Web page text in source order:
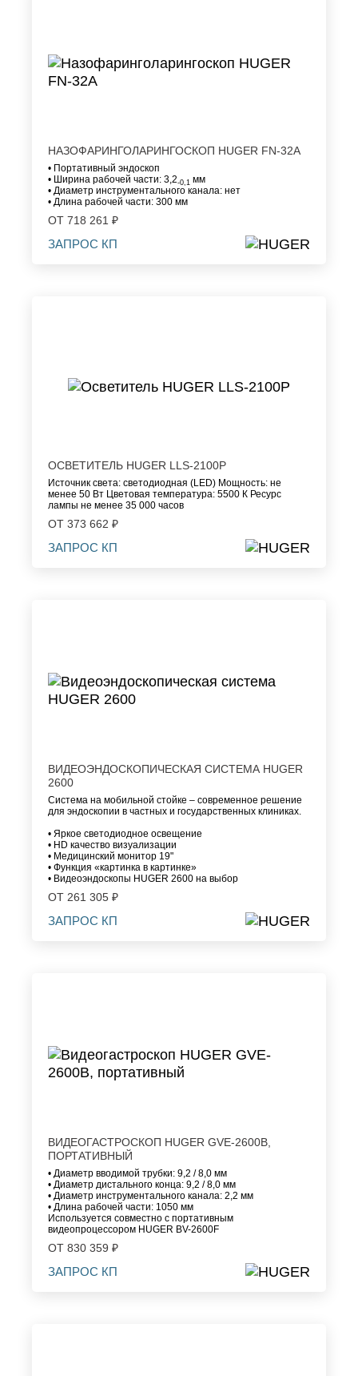
НАЗОФАРИНГОЛАРИНГОСКОП HUGER FN-32A
• Портативный эндоскоп
• Ширина рабочей части: 3,2-0,1 мм
• Диаметр инструментального канала: нет
• Длина рабочей части: 300 мм
ОТ 718 261 ₽
ЗАПРОС КП
ОСВЕТИТЕЛЬ HUGER LLS-2100P
Источник света: светодиодная (LED) Мощность: не
менее 50 Вт Цветовая температура: 5500 К Ресурс
лампы не менее 35 000 часов
ОТ 373 662 ₽
ЗАПРОС КП
ВИДЕОЭНДОСКОПИЧЕСКАЯ СИСТЕМА HUGER
2600
Система на мобильной стойке – современное решение
для эндоскопии в частных и государственных клиниках.
• Яркое светодиодное освещение
• HD качество визуализации
• Медицинский монитор 19"
• Функция «картинка в картинке»
• Видеоэндоскопы HUGER 2600 на выбор
ОТ 261 305 ₽
ЗАПРОС КП
ВИДЕОГАСТРОСКОП HUGER GVE-2600B,
ПОРТАТИВНЫЙ
• Диаметр вводимой трубки: 9,2 / 8,0 мм
• Диаметр дистального конца: 9,2 / 8,0 мм
• Диаметр инструментального канала: 2,2 мм
• Длина рабочей части: 1050 мм
Используется совместно с портативным
видеопроцессором HUGER BV-2600F
ОТ 830 359 ₽
ЗАПРОС КП